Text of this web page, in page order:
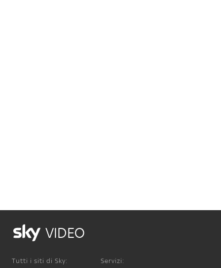
VIDEO
Tutti i siti di Sky: Servizi: